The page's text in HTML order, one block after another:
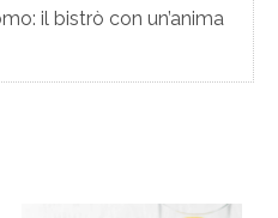
il bistrò con un’anima